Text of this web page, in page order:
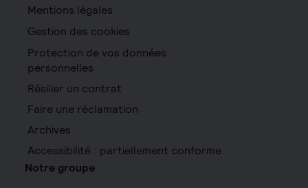
Mentions légales
Gestion des cookies
Protection de vos données
personnelles
Résilier un contrat
Faire une réclamation
Archives
Accessibilité : partiellement conforme
Notre groupe